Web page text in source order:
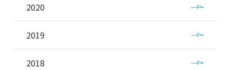
2020
2019
2018